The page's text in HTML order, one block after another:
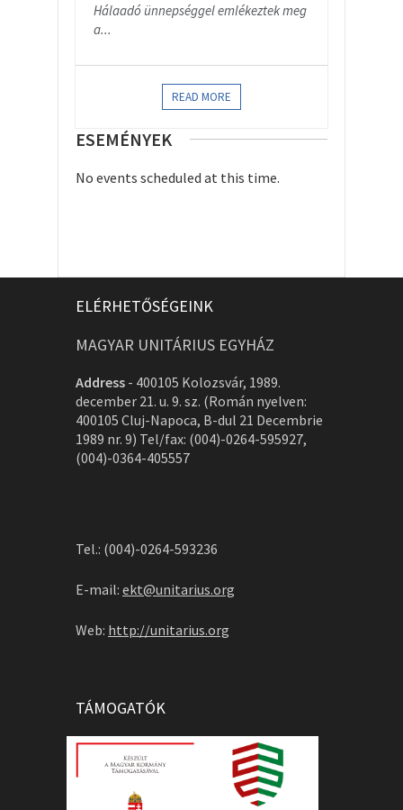
Hálaadó ünnepséggel emlékeztek meg
a...
READ MORE
ESEMÉNYEK
No events scheduled at this time.
ELÉRHETŐSÉGEINK
MAGYAR UNITÁRIUS EGYHÁZ
Address - 400105 Kolozsvár, 1989.
december 21. u. 9. sz. (Román nyelven:
400105 Cluj-Napoca, B-dul 21 Decembrie
1989 nr. 9) Tel/fax: (004)-0264-595927,
(004)-0364-405557
Tel.: (004)-0264-593236
E-mail: ekt@unitarius.org
Web: http://unitarius.org
TÁMOGATÓK